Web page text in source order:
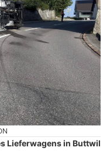
Lieferwagens in Buttwil